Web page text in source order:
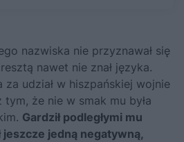
nazwiska nie przyznawał się
nawet nie znał języka.
za udział w hiszpańskiej wojnie
tym, że nie w smak mu była
Gardził podległymi mu
jeszcze jedną negatywną,